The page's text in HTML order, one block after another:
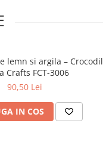
lemn si argila – Crocodil
Crafts FCT-3006
90,50 Lei
IN COS